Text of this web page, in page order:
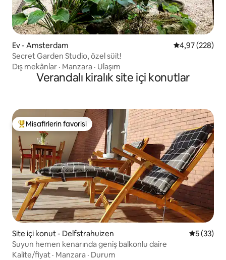
Ev - Amsterdam 5 üzerinden
4,97 (228)
Secret Garden Studio, özel süit!
Dış mekânlar · Manzara · Ulaşım
Verandalı kiralık site içi konutlar
Misafirlerin favorilerinden en beğenilenler arasında
Misafirlerin favorisi
Site içi konut - Delfstrahuizen 55 (33)
Suyun hemen kenarında geniş balkonlu daire
Kalite/fiyat · Manzara · Durum